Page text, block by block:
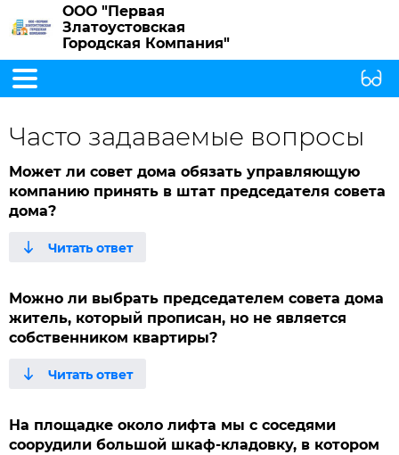
ООО "Первая
Златоустовская
Городская Компания"
Часто задаваемые вопросы
Может ли совет дома обязать управляющую
компанию принять в штат председателя совета
дома?
Можно ли выбрать председателем совета дома
житель, который прописан, но не является
собственником квартиры?
На площадке около лифта мы с соседями
соорудили большой шкаф-кладовку, в котором